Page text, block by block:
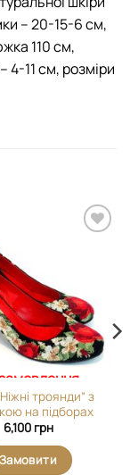
– 20-15-6 см,
110 см,
4-11 см, розміри
троянди” з
на підборах
6,100 грн
Замовити